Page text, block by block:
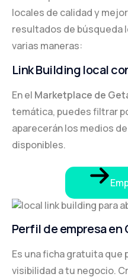
locales de calidad y
resultados de búsqueda
varias maneras:
Link Building local
En el Marketplace de
temática, puedes filtrar
aparecerán los medios
disponibles.
Perfil de empresa en
Es una ficha gratuita que
visibilidad a tu negocio.